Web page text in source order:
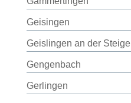
Geisingen
Geislingen an der Steige
Gengenbach
Gerlingen